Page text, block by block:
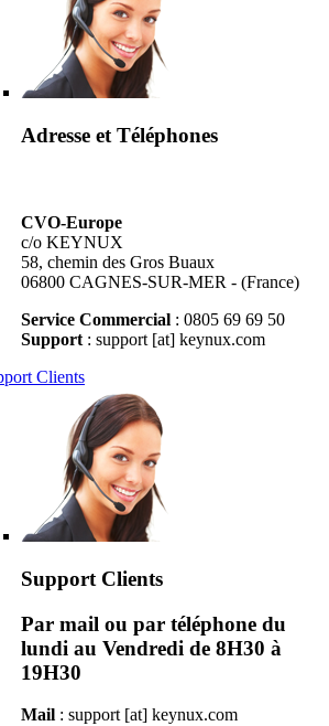
Adresse et Téléphones
CVO-Europe
c/o KEYNUX
58, chemin des Gros Buaux
06800 CAGNES-SUR-MER - (France)
Service Commercial : 0805 69 69 50
Support : support [at] keynux.com
Clients
Support Clients
Par mail ou par téléphone du
lundi au Vendredi de 8H30 à
19H30
Mail : support [at] keynux.com